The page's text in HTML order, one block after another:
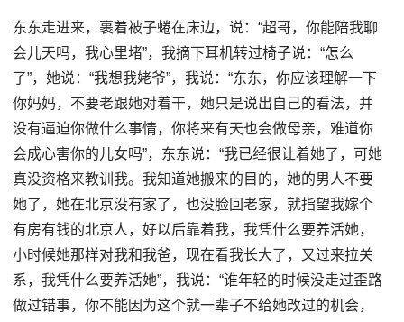
东东走进来，裹着被子蜷在床边，说：“超哥，你能陪我聊
会儿天吗，我心里堵”，我摘下耳机转过椅子说：“怎么
了”，她说：“我想我姥爷”，我说：“东东，你应该理解一下
你妈妈，不要老跟她对着干，她只是说出自己的看法，并
没有逼迫你做什么事情，你将来有天也会做母亲，难道你
会成心害你的儿女吗”，东东说：“我已经很让着她了，可她
真没资格来教训我。我知道她搬来的目的，她的男人不要
她了，她在北京没有家了，也没脸回老家，就指望我嫁个
有房有钱的北京人，好以后靠着我，我凭什么要养活她，
小时候她那样对我和我爸，现在看我长大了，又过来拉关
系，我凭什么要养活她”，我说：“谁年轻的时候没走过歪路
做过错事，你不能因为这个就一辈子不给她改过的机会，